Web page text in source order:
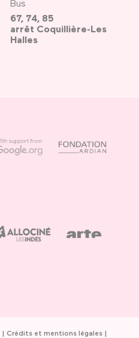
Bus
67, 74, 85
arrêt Coquillière-Les
Halles
Crédits et mentions légales